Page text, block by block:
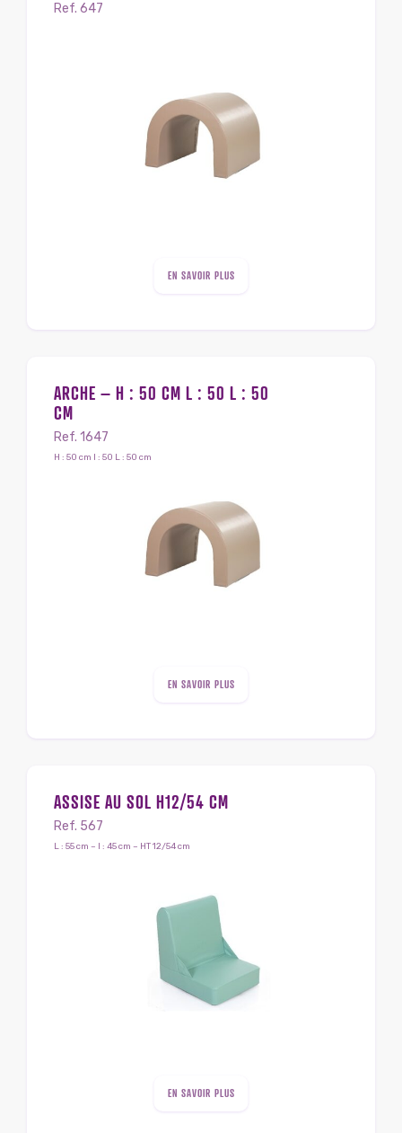
Ref. 647
EN SAVOIR PLUS
ARCHE – H : 50 CM L : 50 L : 50
CM
Ref. 1647
H : 50 cm l : 50 L : 50 cm
EN SAVOIR PLUS
ASSISE AU SOL H12/54 CM
Ref. 567
L : 55 cm – l : 45 cm – HT 12/54 cm
EN SAVOIR PLUS